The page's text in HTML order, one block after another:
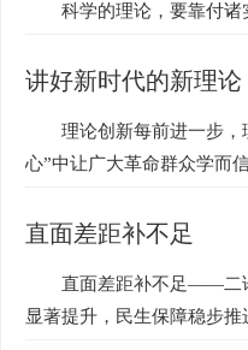
科学的理论，要靠付
讲好新时代的新理论
理论创新每前进一步
心”中让广大革命群众学而
直面差距补不足
直面差距补不足——二
显著提升，民生保障稳步